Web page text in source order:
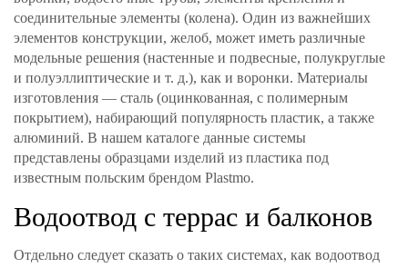
соединительные элементы (колена). Один из важнейших
элементов конструкции, желоб, может иметь различные
модельные решения (настенные и подвесные, полукруглые
и полуэллиптические и т. д.), как и воронки. Материалы
изготовления — сталь (оцинкованная, с полимерным
покрытием), набирающий популярность пластик, а также
алюминий. В нашем каталоге данные системы
представлены образцами изделий из пластика под
известным польским брендом Plastmo.
Водоотвод с террас и балконов
Отдельно следует сказать о таких системах, как водоотвод